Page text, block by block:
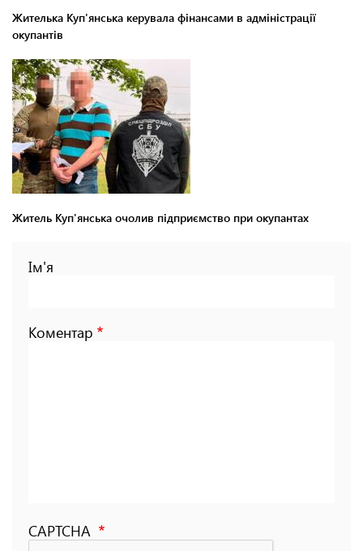
Жителька Куп'янська керувала фінансами в адміністрації
окупантів
Житель Куп'янська очолив підприємство при окупантах
Ім'я
Коментар
CAPTCHA